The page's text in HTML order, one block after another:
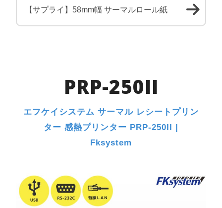
【サプライ】58mm幅 サーマルロール紙
PRP-250II
エフケイシステム サーマル レシートプリン
ター 感熱プリンター PRP-250II |
Fksystem